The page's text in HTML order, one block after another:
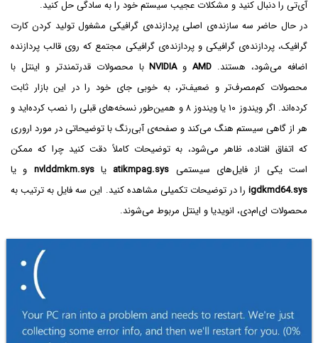
آی‌تی را دنبال کنید و مشکلات عجیب سیستم خود را به سادگی حل کنید.
در حال حاضر سه سازنده‌ی اصلی پردازنده‌ی گرافیکی مشغول تولید کردن کارت
گرافیک، پردازنده‌ی گرافیکی و پردازنده‌ی گرافیکی مجتمع که روی قالب پردازنده
اضافه می‌شود، هستند. AMDوNVIDIAبا محصولات قدرتمندتر و اینتل با
محصولات کم‌مصرف‌تر و ضعیف‌تر، به خوبی جای خود را در این بازار ثابت
کرده‌اند. اگر ویندوز ۱۰ یا ویندوز ۸ و همین‌طور نسخه‌های قبلی را نصب کرده‌اید و
هر از گاهی سیستم هنگ می‌کند و صفحه‌ی آبی‌رنگ با توضیحاتی در مورد اروری
که اتفاق افتاده، ظاهر می‌شود، به توضیحات کاملاً دقت کنید چرا که ممکن
است یکی از فایل‌های سیستمی atikmpag.sys یاnvlddmkm.sys و یا
igdkmd64.sys را در توضیحات تکمیلی مشاهده کنید. این سه فایل به ترتیب به
محصولات ای‌ام‌دی، انویدیا و اینتل مربوط می‌شوند.